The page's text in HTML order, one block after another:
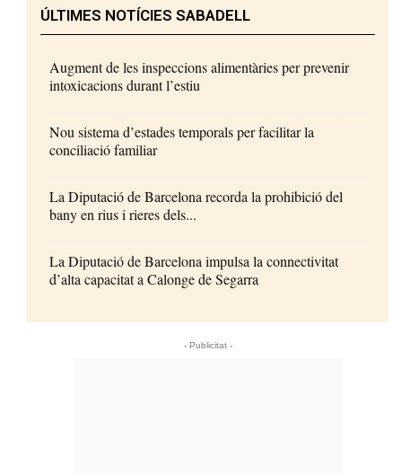
ÚLTIMES NOTÍCIES SABADELL
Augment de les inspeccions alimentàries per prevenir
intoxicacions durant l’estiu
Nou sistema d’estades temporals per facilitar la
conciliació familiar
La Diputació de Barcelona recorda la prohibició del
bany en rius i rieres dels...
La Diputació de Barcelona impulsa la connectivitat
d’alta capacitat a Calonge de Segarra
- Publicitat -